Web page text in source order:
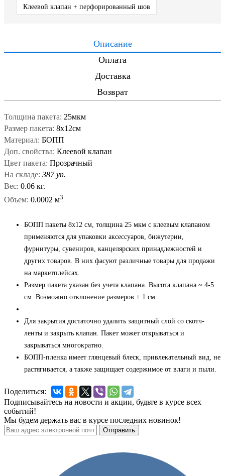
Клеевой клапан + перфорированный шов
Описание
Оплата
Доставка
Возврат
Толщина пакета: 25мкм
Размер пакета: 8x12см
Материал: БОПП
Доп. свойства: Клеевой клапан
Цвет пакета: Прозрачный
На складе: 387 уп.
Вес: 0.06 кг.
Объем: 0.0002 м3
БОПП пакеты 8x12 см, толщина 25 мкм с клеевым клапаном
применяются для упаковки аксессуаров, бижутерии,
фурнитуры, сувениров, канцелярских принадлежностей и
других товаров. В них фасуют различные товары для продажи
на маркетплейсах.
Размер пакета указан без учета клапана. Высота клапана ~ 4-5
см. Возможно отклонение размеров ± 1 см.
Для закрытия достаточно удалить защитный слой со скотч-
ленты и закрыть клапан. Пакет может открываться и
закрываться многократно.
БОПП-пленка имеет глянцевый блеск, привлекательный вид, не
растягивается, а также защищает содержимое от влаги и пыли.
Поделиться:
Подписывайтесь на новости и акции, будьте в курсе всех
событий!
Мы будем держать вас в курсе последних новинок!